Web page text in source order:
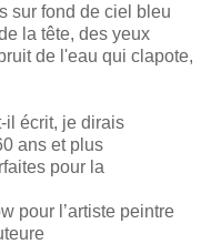
sur fond de ciel bleu
la tête, des yeux
de l'eau qui clapote,
il écrit, je dirais
ans et plus
pour la
pour l’artiste peintre